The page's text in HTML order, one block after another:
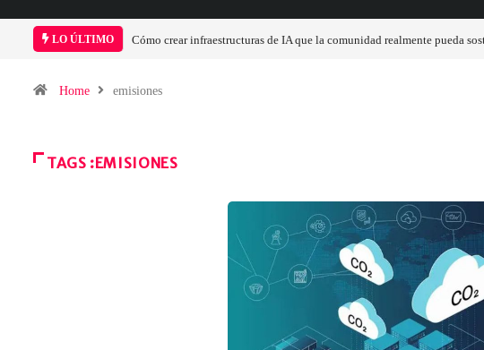
LO ÚLTIMO
infraestructuras de IA que la comunidad realmente pueda sostenerLas tarjetas gráficas RDNA 5 ya
Home emisiones
TAGS :EMISIONES